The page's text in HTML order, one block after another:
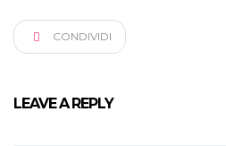
CONDIVIDI
LEAVE A REPLY